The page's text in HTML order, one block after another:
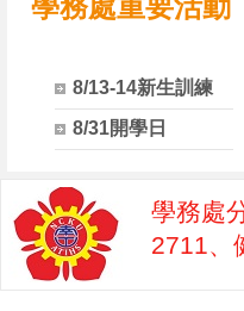
學務處重要活動
8/13-14新生訓練
8/31開學日
學務處
2711、